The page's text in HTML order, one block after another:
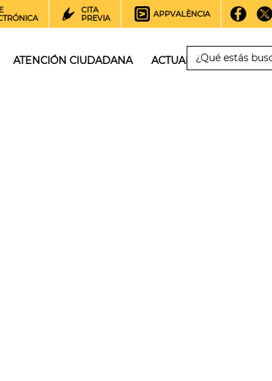
CITA
PREVIA
APPVALÈNCIA
ATENCIÓN CIUDADANA ACTUALIDAD